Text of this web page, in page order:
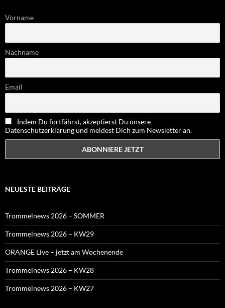
Vorname
Nachname
Email
Indem Du fortfährst, akzeptierst Du unsere
Datenschutzerklärung und meldest Dich zum Newsletter an.
NEUESTE BEITRÄGE
Trommelnews 2026 – SOMMER
Trommelnews 2026 – KW29
ORANGE Live – jetzt am Wochenende
Trommelnews 2026 – KW28
Trommelnews 2026 – KW27